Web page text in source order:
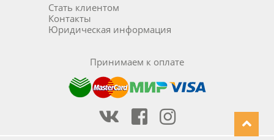
Стать клиентом
Контакты
Юридическая информация
Принимаем к оплате
Наша группа Вконтакте
Наша группа на Фейсбуке
Наша группа в